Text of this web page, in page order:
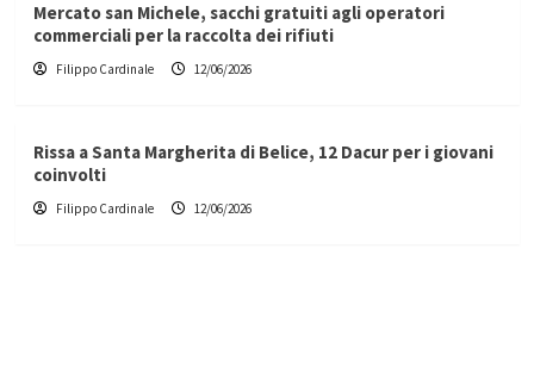
Mercato san Michele, sacchi gratuiti agli operatori
commerciali per la raccolta dei rifiuti
Filippo Cardinale 12/06/2026
Rissa a Santa Margherita di Belice, 12 Dacur per i giovani
coinvolti
Filippo Cardinale 12/06/2026